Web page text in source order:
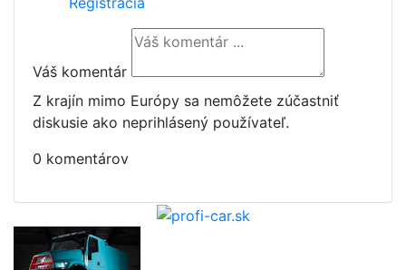
Váš komentár
Z krajín mimo Európy sa nemôžete zúčastniť
diskusie ako neprihlásený používateľ.
0 komentárov